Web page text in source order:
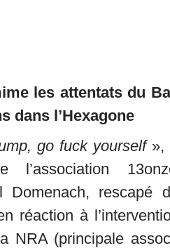
les attentats du
dans l’Hexagone
go fuck yourself»,
l’association
Domenach, rescapé
réaction à
NRA (principale